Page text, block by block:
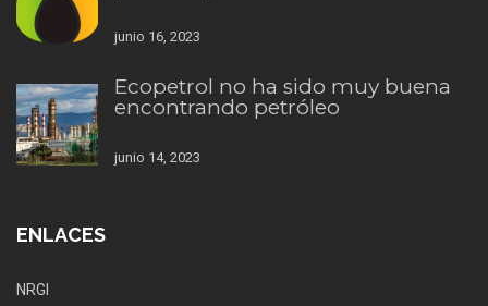
junio 16, 2023
Ecopetrol no ha sido muy buena
encontrando petróleo
junio 14, 2023
ENLACES
NRGI